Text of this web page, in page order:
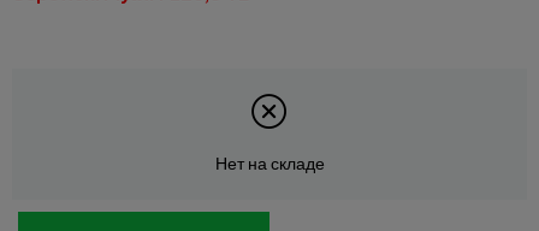
Нет на складе